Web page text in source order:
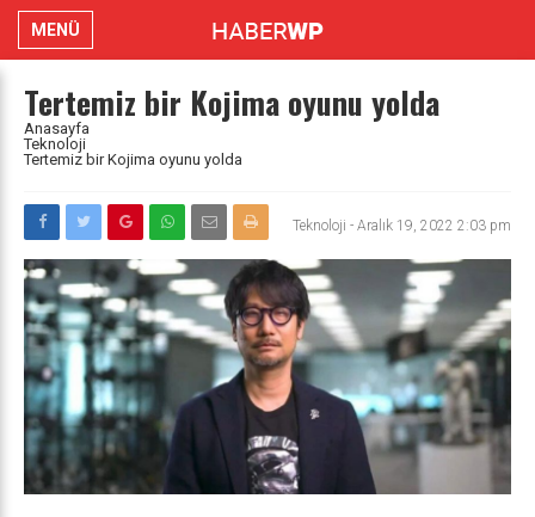
MENÜ
Tertemiz bir Kojima oyunu yolda
Anasayfa
Teknoloji
Tertemiz bir Kojima oyunu yolda
Teknoloji - Aralık 19, 2022 2:03 pm